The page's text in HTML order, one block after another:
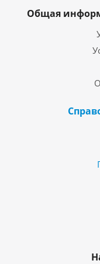
Общая